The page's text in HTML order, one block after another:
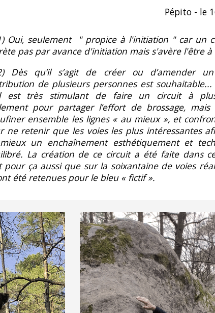
Pépito - le
Oui, seulement " propice à l'initiation " car un
ète pas par avance d'initiation mais s'avère l'être à
Dès qu’il s’agit de créer ou d’amender
de plusieurs personnes est
est très stimulant de faire un circuit à
pour partager l’effort de brossage,
ensemble les lignes « au mieux », et
ne retenir que les voies les plus intéressantes
un enchaînement esthétiquement et
La création de ce circuit a été faite dans
pour ça aussi que sur la soixantaine de voies
été retenues pour le bleu « fictif ».